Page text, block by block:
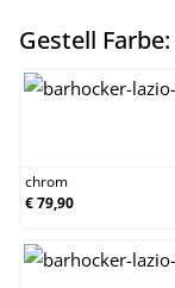
Gestell Farbe:
chrom
€ 79,90